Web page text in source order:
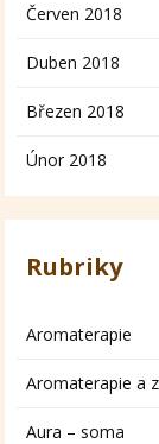
Červen 2018
Duben 2018
Březen 2018
Únor 2018
Rubriky
Aromaterapie
Aromaterapie a
Aura – soma